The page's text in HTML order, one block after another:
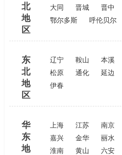
北
地
区
大同
晋城 晋中
鄂尔多斯
呼伦贝尔
东
北
地
区
辽宁 鞍山 本溪
松原
通化 延边
伊春
华
东
地
上海 江苏 南京
嘉兴
金华 丽水
淮南
黄山 六安